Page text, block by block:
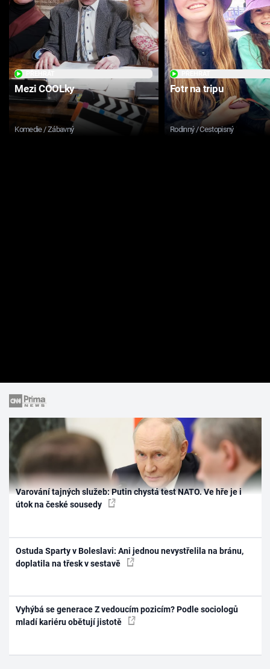
Mezi COOLky
Komedie / Zábavný
Fotr na tripu
Rodinný / Cestopisný
Varování tajných služeb: Putin chystá test NATO. Ve hře je i
útok na české sousedy
Ostuda Sparty v Boleslavi: Ani jednou nevystřelila na bránu,
doplatila na třesk v sestavě
Vyhýbá se generace Z vedoucím pozicím? Podle sociologů
mladí kariéru obětují jistotě